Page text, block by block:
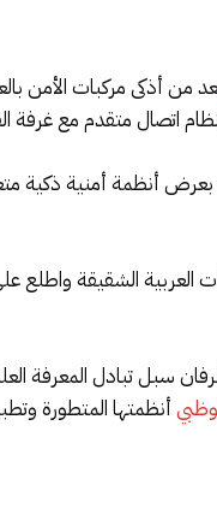
من أذكى مركبات الأمن
اتصال متقدم مع غرفة
بعرض أنظمة أمنية
العربية الشقيقة واطلع
سبل تبادل
أنظمتها المتطورة